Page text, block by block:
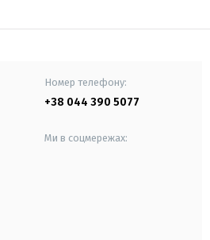
Номер телефону:
+38 044 390 5077
Ми в соцмережах: